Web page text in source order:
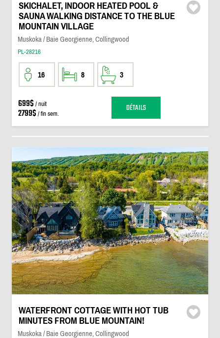
SKICHALET, INDOOR HEATED POOL &
SAUNA WALKING DISTANCE TO THE BLUE
MOUNTAIN VILLAGE
Muskoka / Baie Georgienne, Collingwood
PL-28216
16 8 3
699$ / nuit
2799$ / fin sem. DÉTAILS
WATERFRONT COTTAGE WITH HOT TUB
MINUTES FROM BLUE MOUNTAIN!
Muskoka / Baie Georgienne, Collingwood